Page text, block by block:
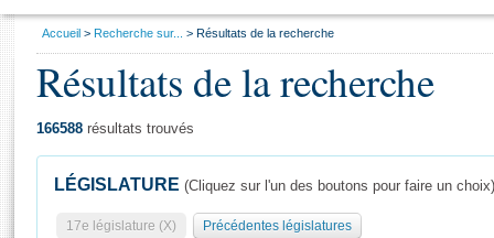
Général
Vous
Accueil Recherche sur... Résultats de la recherche
Résultats de la recherche
166588 résultats trouvés
LÉGISLATURE (Cliquez sur l'un des boutons pour faire un choix)
17e législature (X) Précédentes législatures